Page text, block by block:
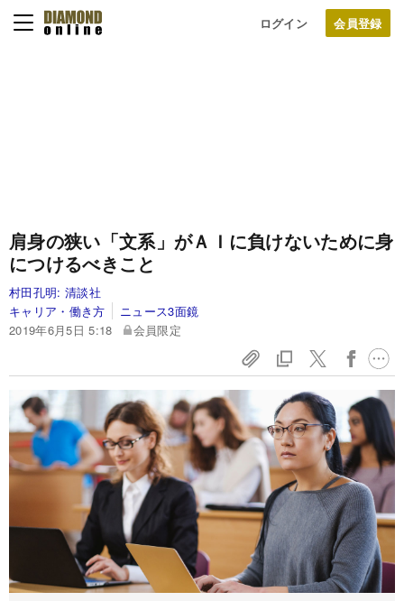
ログイン
肩身の狭い「文系」がＡＩに負けないために身
につけるべきこと
村田孔明: 清談社
キャリア・働き方
ニュース3面鏡
2019年6月5日 5:18
会員限定